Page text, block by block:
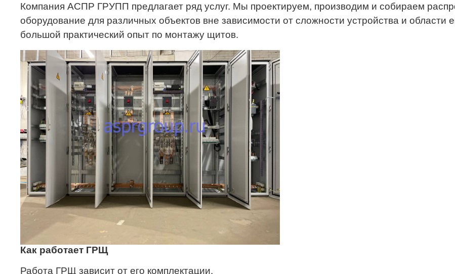
Компания АСПР ГРУПП предлагает ряд услуг. Мы проектируем, производим и собираем
оборудование для различных объектов вне зависимости от сложности устройства и
большой практический опыт по монтажу щитов.
Как работает ГРЩ
Работа ГРЩ зависит от его комплектации.